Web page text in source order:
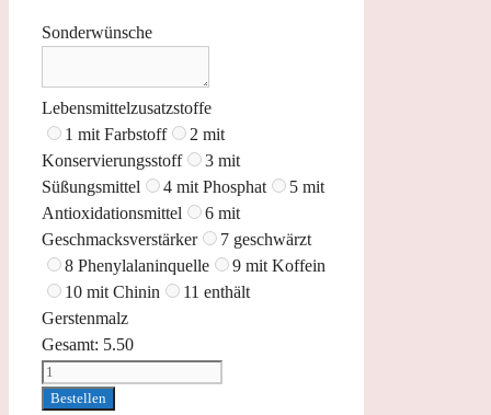
Sonderwünsche
Lebensmittelzusatzstoffe
1 mit Farbstoff
2 mit
Konservierungsstoff
3 mit
Süßungsmittel
4 mit Phosphat
5 mit
Antioxidationsmittel
6 mit
Geschmacksverstärker
7 geschwärzt
8 Phenylalaninquelle
9 mit Koffein
10 mit Chinin
11 enthält
Gerstenmalz
Gesamt: 5.50
Grappa
diBestellen